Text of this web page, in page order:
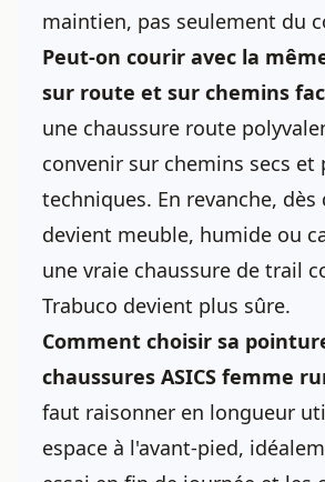
maintien, pas seulement du
Peut-on courir avec la
sur route et sur chemins
une chaussure route
convenir sur chemins secs et
techniques. En revanche,
devient meuble, humide ou
une vraie chaussure de trail
Trabuco devient plus sûre.
Comment choisir sa
chaussures ASICS femme
faut raisonner en longueur
espace à l'avant-pied,